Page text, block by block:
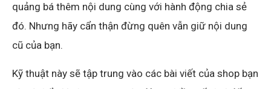
quảng bá thêm nội dung cùng với hành động chia sẻ
đó. Nhưng hãy cẩn thận đừng quên vẫn giữ nội dung
cũ của bạn.
Kỹ thuật này sẽ tập trung vào các bài viết của shop bạn